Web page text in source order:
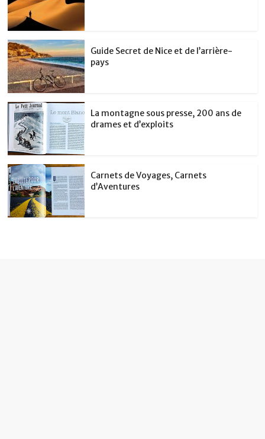
Guide Secret de Nice et de l’arrière-
pays
La montagne sous presse, 200 ans de
drames et d’exploits
Carnets de Voyages, Carnets
d’Aventures